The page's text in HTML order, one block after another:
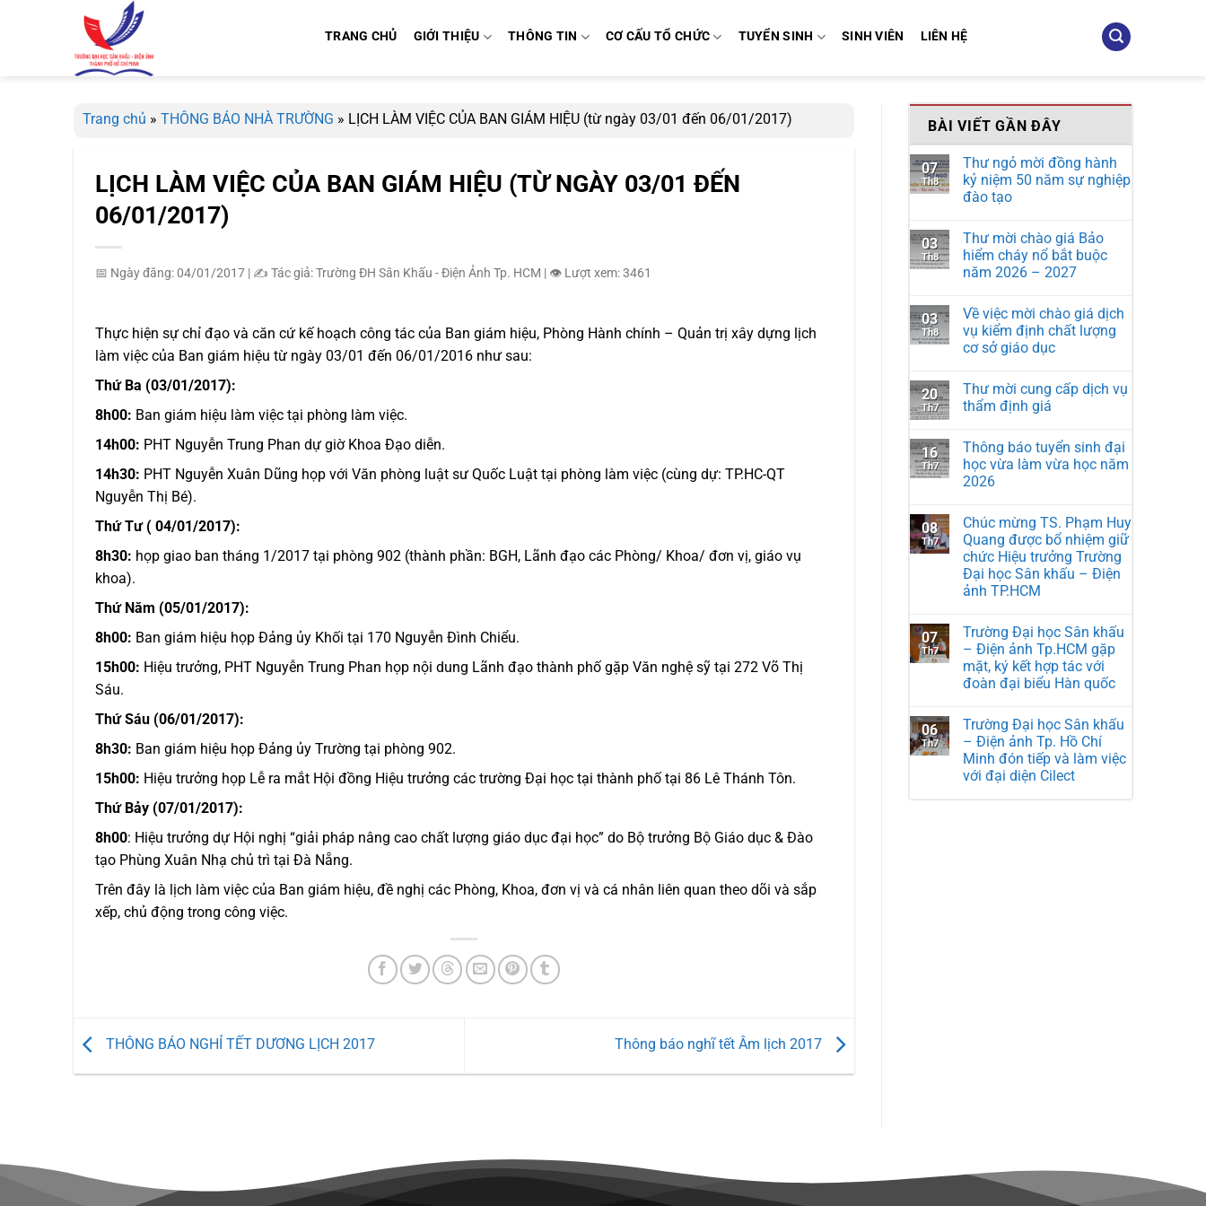
TRANG CHỦ GIỚI THIỆU THÔNG TIN CƠ CẤU TỔ CHỨC TUYỂN SINH SINH VIÊN LIÊN HỆ
Trang chủ » THÔNG BÁO NHÀ TRƯỜNG » LỊCH LÀM VIỆC CỦA BAN GIÁM HIỆU (từ ngày 03/01 đến 06/01/2017)
LỊCH LÀM VIỆC CỦA BAN GIÁM HIỆU (TỪ NGÀY 03/01 ĐẾN
06/01/2017)
📅 Ngày đăng: 04/01/2017 | ✍️ Tác giả: Trường ĐH Sân Khấu - Điện Ảnh Tp. HCM | 👁️ Lượt xem: 3461
Thực hiện sự chỉ đạo và căn cứ kế hoạch công tác của Ban giám hiệu, Phòng Hành chính – Quản trị xây dựng lịch
làm việc của Ban giám hiệu từ ngày 03/01 đến 06/01/2016 như sau:
Thứ Ba (03/01/2017):
8h00: Ban giám hiệu làm việc tại phòng làm việc.
14h00: PHT Nguyễn Trung Phan dự giờ Khoa Đạo diễn.
14h30: PHT Nguyễn Xuân Dũng họp với Văn phòng luật sư Quốc Luật tại phòng làm việc (cùng dự: TP.HC-QT
Nguyễn Thị Bé).
Thứ Tư ( 04/01/2017):
8h30: họp giao ban tháng 1/2017 tại phòng 902 (thành phần: BGH, Lãnh đạo các Phòng/ Khoa/ đơn vị, giáo vụ
khoa).
Thứ Năm (05/01/2017):
8h00: Ban giám hiệu họp Đảng ủy Khối tại 170 Nguyễn Đình Chiểu.
15h00: Hiệu trưởng, PHT Nguyễn Trung Phan họp nội dung Lãnh đạo thành phố gặp Văn nghệ sỹ tại 272 Võ Thị
Sáu.
Thứ Sáu (06/01/2017):
8h30: Ban giám hiệu họp Đảng ủy Trường tại phòng 902.
15h00: Hiệu trưởng họp Lễ ra mắt Hội đồng Hiệu trưởng các trường Đại học tại thành phố tại 86 Lê Thánh Tôn.
Thứ Bảy (07/01/2017):
8h00: Hiệu trưởng dự Hội nghị “giải pháp nâng cao chất lượng giáo dục đại học” do Bộ trưởng Bộ Giáo dục & Đào
tạo Phùng Xuân Nhạ chủ trì tại Đà Nẵng.
Trên đây là lịch làm việc của Ban giám hiệu, đề nghị các Phòng, Khoa, đơn vị và cá nhân liên quan theo dõi và sắp
xếp, chủ động trong công việc.
THÔNG BÁO NGHỈ TẾT DƯƠNG LỊCH 2017 Thông báo nghĩ tết Âm lịch 2017
BÀI VIẾT GẦN ĐÂY
07
Th8
Thư ngỏ mời đồng hành
kỷ niệm 50 năm sự nghiệp
đào tạo
03
Th8
Thư mời chào giá Bảo
hiểm cháy nổ bắt buộc
năm 2026 – 2027
03
Th8
Về việc mời chào giá dịch
vụ kiểm định chất lượng
cơ sở giáo dục
20
Th7
Thư mời cung cấp dịch vụ
thẩm định giá
16
Th7
Thông báo tuyển sinh đại
học vừa làm vừa học năm
2026
08
Th7
Chúc mừng TS. Phạm Huy
Quang được bổ nhiệm giữ
chức Hiệu trưởng Trường
Đại học Sân khấu – Điện
ảnh TP.HCM
07
Th7
Trường Đại học Sân khấu
– Điện ảnh Tp.HCM gặp
mặt, ký kết hợp tác với
đoàn đại biểu Hàn quốc
06
Th7
Trường Đại học Sân khấu
– Điện ảnh Tp. Hồ Chí
Minh đón tiếp và làm việc
với đại diện Cilect